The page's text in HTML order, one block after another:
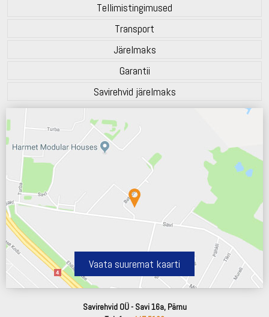
Tellimistingimused
Transport
Järelmaks
Garantii
Savirehvid järelmaks
Vaata suuremat kaarti
Savirehvid OÜ - Savi 16a, Pärnu